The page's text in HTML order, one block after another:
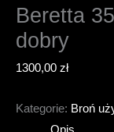
Beretta
dobry
1300,00 zł
Kategorie: Broń